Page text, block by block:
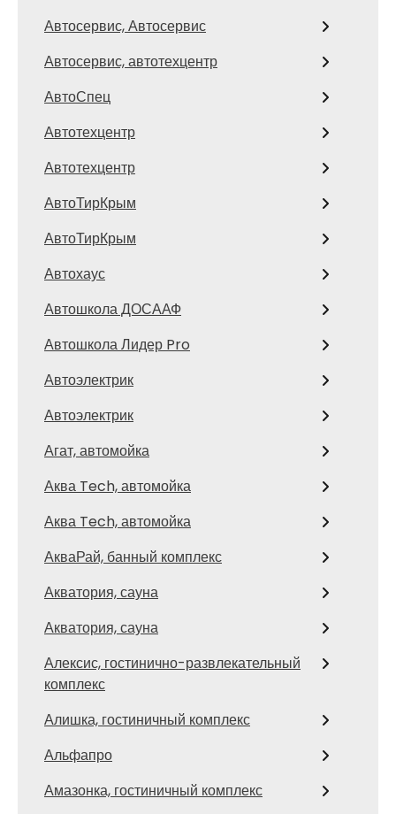
Автосервис, Автосервис
Автосервис, автотехцентр
АвтоСпец
Автотехцентр
Автотехцентр
АвтоТирКрым
АвтоТирКрым
Автохаус
Автошкола ДОСААФ
Автошкола Лидер Pro
Автоэлектрик
Автоэлектрик
Агат, автомойка
Аква Tech, автомойка
Аква Tech, автомойка
АкваРай, банный комплекс
Акватория, сауна
Акватория, сауна
Алексис, гостинично-развлекательный
комплекс
Алишка, гостиничный комплекс
Альфапро
Амазонка, гостиничный комплекс